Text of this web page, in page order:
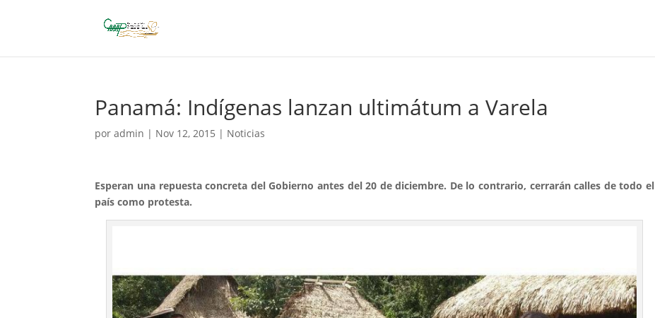
Panamá: Indígenas lanzan ultimátum a Varela
poradmin | Nov 12, 2015 | Noticias
Esperan una repuesta concreta del Gobierno antes del 20 de diciembre. De lo contrario, cerrarán calles de todo el
país como protesta.